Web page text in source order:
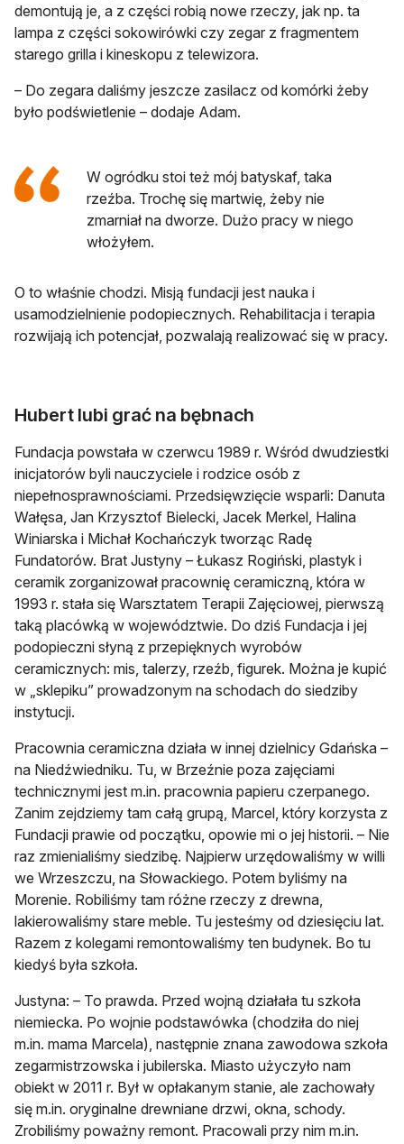
demontują je, a z części robią nowe rzeczy, jak np. ta
lampa z części sokowirówki czy zegar z fragmentem
starego grilla i kineskopu z telewizora.
– Do zegara daliśmy jeszcze zasilacz od komórki żeby
było podświetlenie – dodaje Adam.
W ogródku stoi też mój batyskaf, taka
rzeźba. Trochę się martwię, żeby nie
zmarniał na dworze. Dużo pracy w niego
włożyłem.
O to właśnie chodzi. Misją fundacji jest nauka i
usamodzielnienie podopiecznych. Rehabilitacja i terapia
rozwijają ich potencjał, pozwalają realizować się w pracy.
Hubert lubi grać na bębnach
Fundacja powstała w czerwcu 1989 r. Wśród dwudziestki
inicjatorów byli nauczyciele i rodzice osób z
niepełnosprawnościami. Przedsięwzięcie wsparli: Danuta
Wałęsa, Jan Krzysztof Bielecki, Jacek Merkel, Halina
Winiarska i Michał Kochańczyk tworząc Radę
Fundatorów. Brat Justyny – Łukasz Rogiński, plastyk i
ceramik zorganizował pracownię ceramiczną, która w
1993 r. stała się Warsztatem Terapii Zajęciowej, pierwszą
taką placówką w województwie. Do dziś Fundacja i jej
podopieczni słyną z przepięknych wyrobów
ceramicznych: mis, talerzy, rzeźb, figurek. Można je kupić
w „sklepiku” prowadzonym na schodach do siedziby
instytucji.
Pracownia ceramiczna działa w innej dzielnicy Gdańska –
na Niedźwiedniku. Tu, w Brzeźnie poza zajęciami
technicznymi jest m.in. pracownia papieru czerpanego.
Zanim zejdziemy tam całą grupą, Marcel, który korzysta z
Fundacji prawie od początku, opowie mi o jej historii. – Nie
raz zmienialiśmy siedzibę. Najpierw urzędowaliśmy w willi
we Wrzeszczu, na Słowackiego. Potem byliśmy na
Morenie. Robiliśmy tam różne rzeczy z drewna,
lakierowaliśmy stare meble. Tu jesteśmy od dziesięciu lat.
Razem z kolegami remontowaliśmy ten budynek. Bo tu
kiedyś była szkoła.
Justyna: – To prawda. Przed wojną działała tu szkoła
niemiecka. Po wojnie podstawówka (chodziła do niej
m.in. mama Marcela), następnie znana zawodowa szkoła
zegarmistrzowska i jubilerska. Miasto użyczyło nam
obiekt w 2011 r. Był w opłakanym stanie, ale zachowały
się m.in. oryginalne drewniane drzwi, okna, schody.
Zrobiliśmy poważny remont. Pracowali przy nim m.in.